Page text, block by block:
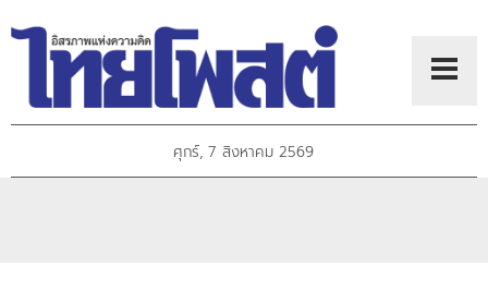
ศุกร์, 7 สิงหาคม 2569